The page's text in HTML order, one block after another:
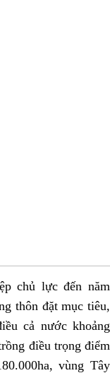
chủ lực đến năm
thôn đặt mục tiêu,
cả nước khoảng
điều trọng điểm
vùng Tây